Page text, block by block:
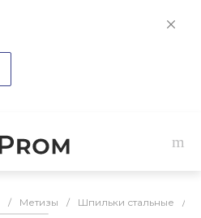
/ Метизы / Шпильки стальные /